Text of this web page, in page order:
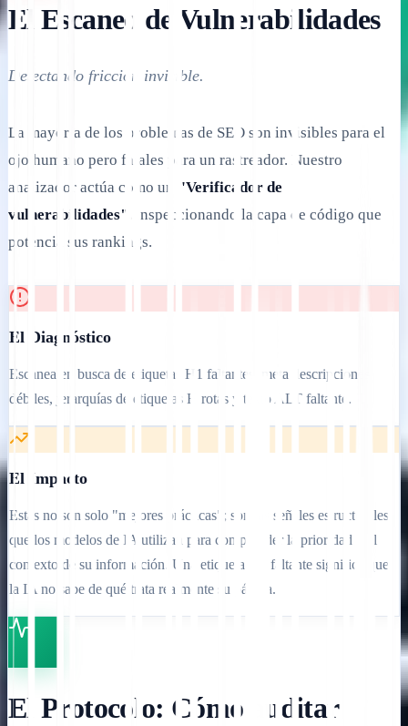
El Escaneo de Vulnerabilidades
Detectando fricción invisible.
La mayoría de los problemas de SEO son invisibles para el
ojo humano pero fatales para un rastreador. Nuestro
analizador actúa como un
"Verificador de
vulnerabilidades",
inspeccionando la capa de código que
potencia sus rankings.
El Diagnóstico
Escanea en busca de etiquetas H1 faltantes, meta descripciones
débiles, jerarquías de etiquetas H rotas y texto ALT faltante.
El Impacto
Estas no son solo "mejores prácticas"; son las señales estructurales
que los modelos de IA utilizan para comprender la prioridad y el
contexto de su información. Una etiqueta H1 faltante significa que
la IA no sabe de qué trata realmente su página.
El Protocolo: Cómo auditar